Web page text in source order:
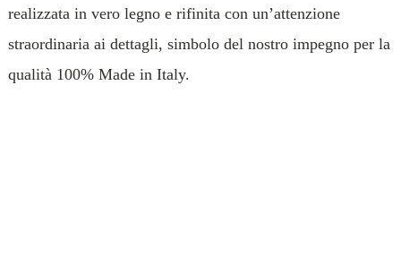
realizzata in vero legno e rifinita con un’attenzione
straordinaria ai dettagli, simbolo del nostro impegno per la
qualità 100% Made in Italy.